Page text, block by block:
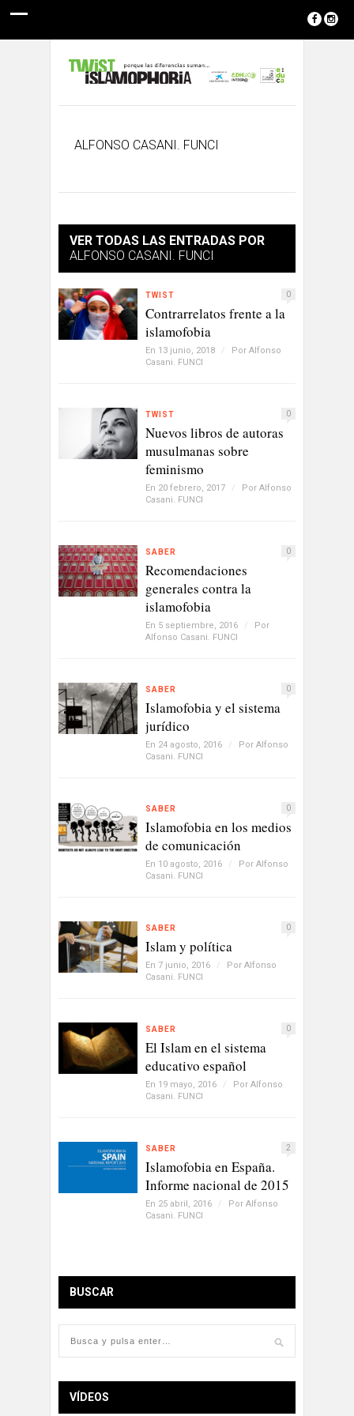
ALFONSO CASANI. FUNCI
VER TODAS LAS ENTRADAS POR
ALFONSO CASANI. FUNCI
TWIST 0
Contrarrelatos frente a la
islamofobia
En 13 junio, 2018 / Por Alfonso
Casani. FUNCI
TWIST 0
Nuevos libros de autoras
musulmanas sobre
feminismo
En 20 febrero, 2017 / Por Alfonso
Casani. FUNCI
SABER 0
Recomendaciones
generales contra la
islamofobia
En 5 septiembre, 2016 /
Por
Alfonso Casani. FUNCI
SABER 0
Islamofobia y el sistema
jurídico
En 24 agosto, 2016 / Por Alfonso
Casani. FUNCI
SABER 0
Islamofobia en los medios
de comunicación
En 10 agosto, 2016 / Por Alfonso
Casani. FUNCI
SABER 0
Islam y política
En 7 junio, 2016 / Por Alfonso
Casani. FUNCI
SABER 0
El Islam en el sistema
educativo español
En 19 mayo, 2016 / Por Alfonso
Casani. FUNCI
SABER 2
Islamofobia en España.
Informe nacional de 2015
En 25 abril, 2016 / Por Alfonso
Casani. FUNCI
BUSCAR
VÍDEOS